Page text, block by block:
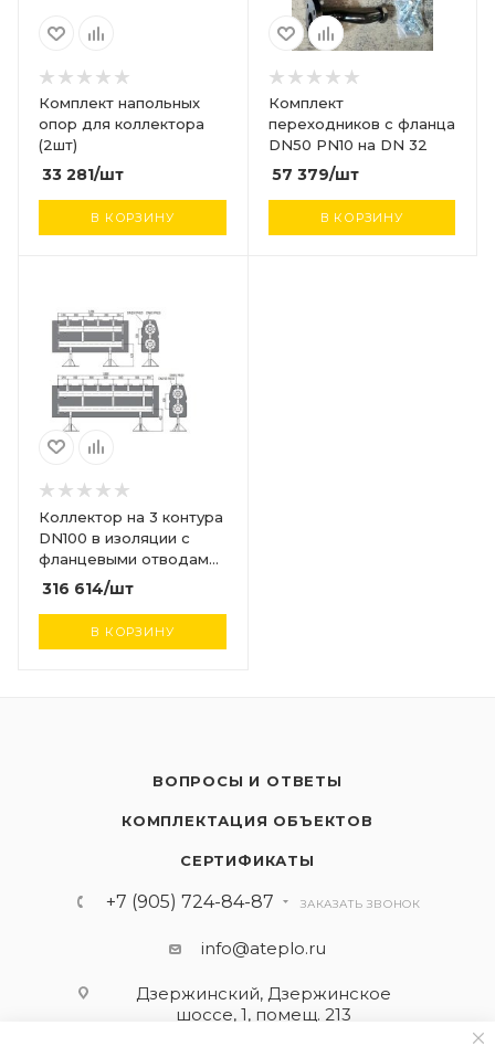
Комплект напольных
опор для коллектора
(2шт)
33 281/шт
В КОРЗИНУ
Комплект
переходников с фланца
DN50 PN10 на DN 32
57 379/шт
В КОРЗИНУ
Коллектор на 3 контура
DN100 в изоляции с
фланцевыми отводами
DN50 PN10
316 614/шт
В КОРЗИНУ
ВОПРОСЫ И ОТВЕТЫ
КОМПЛЕКТАЦИЯ ОБЪЕКТОВ
СЕРТИФИКАТЫ
+7 (905) 724-84-87 ЗАКАЗАТЬ ЗВОНОК
info@ateplo.ru
Дзержинский, Дзержинское
шоссе, 1, помещ. 213